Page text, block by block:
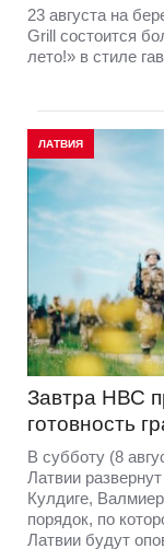
23 августа на
Grill состоится
лето!» в стиле
ЛАТВИЯ
Завтра НВС
готовность
В субботу (8
Латвии
Кулдиге,
порядок, по
Латвии будут